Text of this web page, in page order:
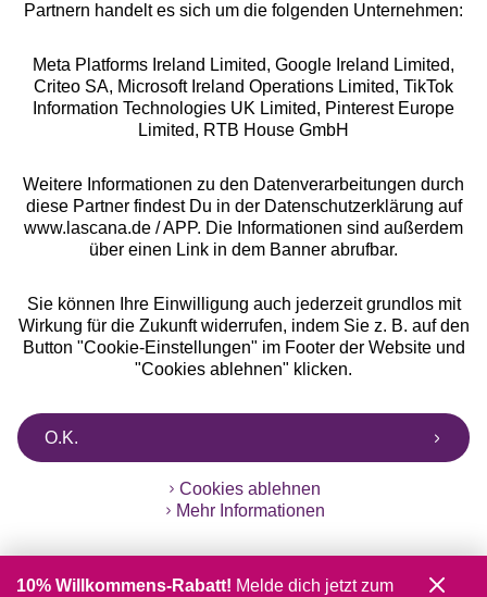
Alle Preise inkl. MwSt., zzgl.
Versandkosten
** Bonität vorausgesetzt, berechtigt zur Bonitätsprüfung
Partnern handelt es sich um die folgenden Unternehmen:
Meta Platforms Ireland Limited, Google Ireland Limited,
Criteo SA, Microsoft Ireland Operations Limited, TikTok
Information Technologies UK Limited, Pinterest Europe
Limited, RTB House GmbH
Weitere Informationen zu den Datenverarbeitungen durch
diese Partner findest Du in der Datenschutzerklärung auf
www.lascana.de / APP. Die Informationen sind außerdem
über einen Link in dem Banner abrufbar.
Sie können Ihre Einwilligung auch jederzeit grundlos mit
Wirkung für die Zukunft widerrufen, indem Sie z. B. auf den
Button "Cookie-Einstellungen" im Footer der Website und
"Cookies ablehnen" klicken.
O.K.
Cookies ablehnen
Mehr Informationen
10% Willkommens-Rabatt! Melde dich jetzt zum